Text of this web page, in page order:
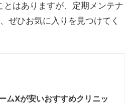
とはありますが、定期メンテナ
ぜひお気に入りを見つけてく
ムXが安いおすすめクリニッ